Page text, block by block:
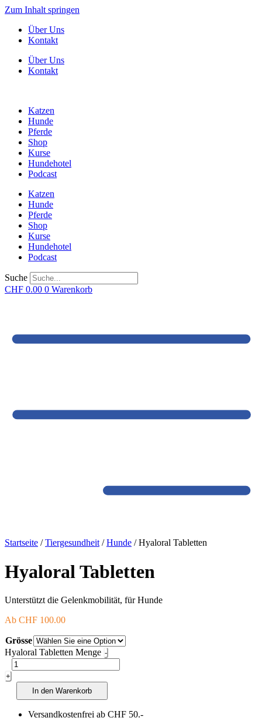
Zum Inhalt springen
Über Uns
Kontakt
Über Uns
Kontakt
Katzen
Hunde
Pferde
Shop
Kurse
Hundehotel
Podcast
Katzen
Hunde
Pferde
Shop
Kurse
Hundehotel
Podcast
Suche
CHF 0.00 0 Warenkorb
Startseite /Tiergesundheit /Hunde / Hyaloral Tabletten
Hyaloral Tabletten
Unterstützt die Gelenkmobilität, für Hunde
Ab CHF 100.00
Grösse
Hyaloral Tabletten Menge -
+
In den Warenkorb
Versandkostenfrei ab CHF 50.-